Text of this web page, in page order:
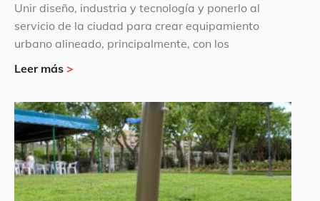
Unir diseño, industria y tecnología y ponerlo al
servicio de la ciudad para crear equipamiento
urbano alineado, principalmente, con los
Leer más >